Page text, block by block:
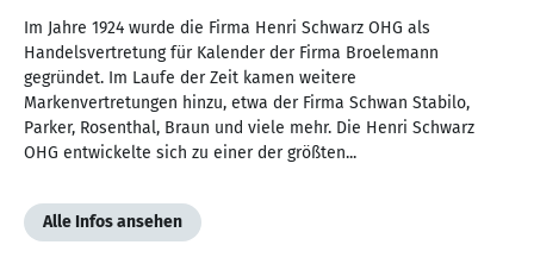
Im Jahre 1924 wurde die Firma Henri Schwarz OHG als
Handelsvertretung für Kalender der Firma Broelemann
gegründet. Im Laufe der Zeit kamen weitere
Markenvertretungen hinzu, etwa der Firma Schwan Stabilo,
Parker, Rosenthal, Braun und viele mehr. Die Henri Schwarz
OHG entwickelte sich zu einer der größten...
Alle Infos ansehen